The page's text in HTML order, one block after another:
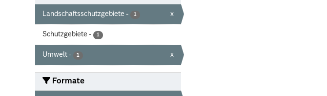
Landschaftsschutzgebiete - 1 x
Schutzgebiete - 1
Umwelt - 1 x
Formate